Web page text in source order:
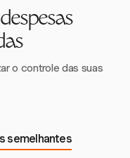
indiretos enquanto
o controle das suas
semelhantes